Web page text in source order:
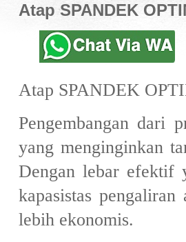
Atap SPANDEK
Atap SPANDEK
Pengembangan
yang menginginkan
Dengan lebar efektif
kapasistas
lebih ekonomis.